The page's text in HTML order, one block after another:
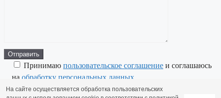
Принимаю пользовательское соглашение и соглашаюсь
на обработку персональных данных
© 2026 Мебельторг116• ВСЕ ПРАВА ЗАЩИЩЕНЫ
На сайте осуществляется обработка пользовательских